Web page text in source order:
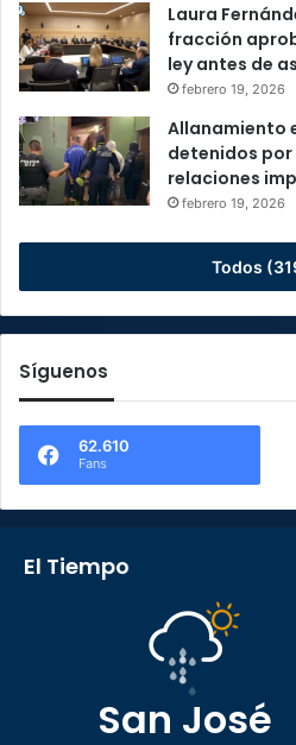
Laura
fracción
ley antes de
febrero 19, 2026
Allanamiento
detenidos
relaciones
febrero 19, 2026
Todos
Síguenos
62.610
Fans
El Tiempo
San José